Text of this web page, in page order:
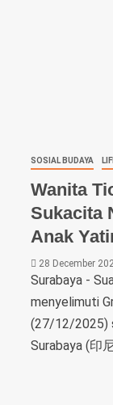
SOSIAL BUDAYA
Wanita
Sukacita
Anak
28 December
Surabaya -
menyelimuti
(27/12/2025)
Surabaya (印